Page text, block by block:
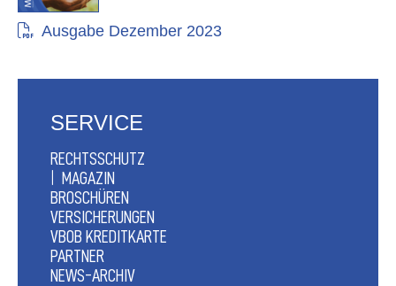
Ausgabe Dezember 2023
SERVICE
RECHTSSCHUTZ
MAGAZIN
BROSCHÜREN
VERSICHERUNGEN
VBOB KREDITKARTE
PARTNER
NEWS-ARCHIV